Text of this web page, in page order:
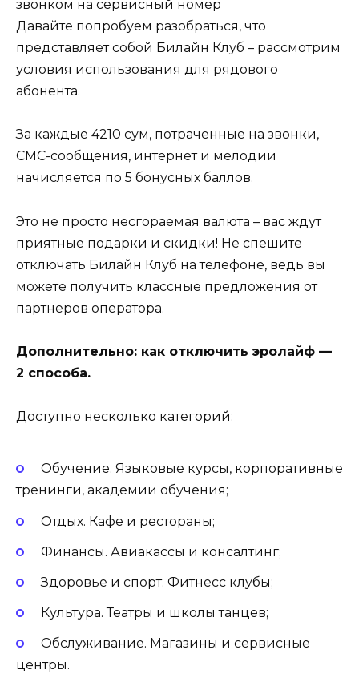
Давайте попробуем разобраться, что
представляет собой Билайн Клуб – рассмотрим
условия использования для рядового
абонента.
За каждые 4210 сум, потраченные на звонки,
СМС-сообщения, интернет и мелодии
начисляется по 5 бонусных баллов.
Это не просто несгораемая валюта – вас ждут
приятные подарки и скидки! Не спешите
отключать Билайн Клуб на телефоне, ведь вы
можете получить классные предложения от
партнеров оператора.
Дополнительно: как отключить эролайф —
2 способа.
Доступно несколько категорий:
Обучение. Языковые курсы, корпоративные
тренинги, академии обучения;
Отдых. Кафе и рестораны;
Финансы. Авиакассы и консалтинг;
Здоровье и спорт. Фитнесс клубы;
Культура. Театры и школы танцев;
Обслуживание. Магазины и сервисные
центры.